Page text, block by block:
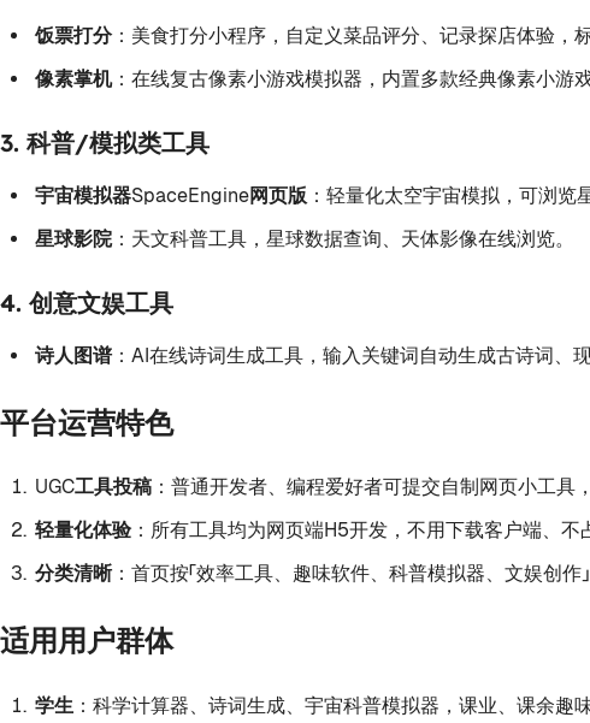
饭票打分：美食打分小程序，自定义菜品评分、记录探店体验，标
像素掌机：在线复古像素小游戏模拟器，内置多款经典像素小游
3. 科普/模拟类工具
宇宙模拟器SpaceEngine网页版 ：轻量化太空宇宙模拟，可浏览
星球影院：天文科普工具，星球数据查询、天体影像在线浏览。
4. 创意文娱工具
诗人图谱：AI在线诗词生成工具，输入关键词自动生成古诗词、现
平台运营特色
UGC工具投稿：普通开发者、编程爱好者可提交自制网页小工具
轻量化体验：所有工具均为网页端H5开发，不用下载客户端、不
分类清晰：首页按「效率工具、趣味软件、科普模拟器、文娱创作
适用用户群体
学生 ：科学计算器、诗词生成、宇宙科普模拟器，课业、课余趣